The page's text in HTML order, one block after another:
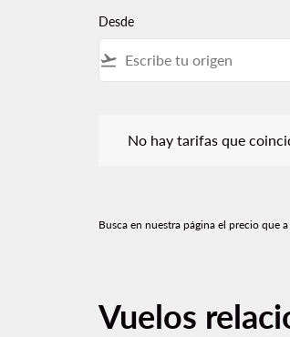
Desde
flight_takeoff
No hay tarifas que
Busca en nuestra página el precio que
Vuelos